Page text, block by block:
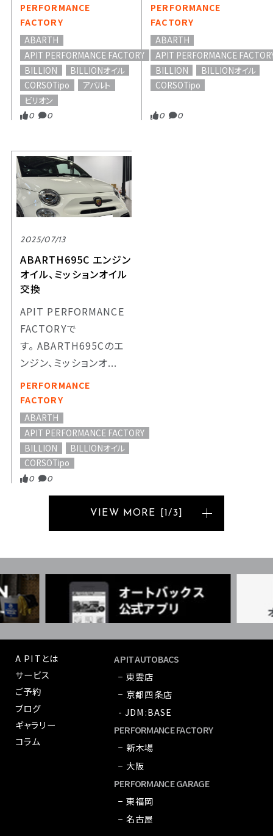
PERFORMANCE
FACTORY
ABARTH
APIT PERFORMANCE FACTORY
BILLION
BILLIONオイル
CORSOTipo
アバルト
ビリオン
0 0
PERFORMANCE
FACTORY
ABARTH
APIT PERFORMANCE
BILLION
BILLIONオイル
CORSOTipo
0 0
2025/07/13
ABARTH695C エンジン
オイル、ミッションオイル
交換
APIT PERFORMANCE
FACTORYで
す。 ABARTH695Cのエ
ンジン、ミッションオ...
PERFORMANCE
FACTORY
ABARTH
APIT PERFORMANCE FACTORY
BILLION
BILLIONオイル
CORSOTipo
0 0
VIEW MORE [1/3
A PITとは
サービス
ご予約
ブログ
ギャラリー
コラム
A PIT AUTOBACS
− 東雲店
− 京都四条店
- JDM:BASE
PERFORMANCE FACTORY
− 新木場
− 大阪
PERFORMANCE GARAGE
− 東福岡
− 名古屋